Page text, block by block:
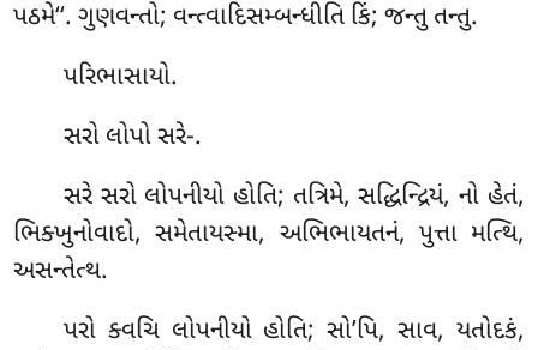
પઠમે‘‘. ગુણવન્તો; વન્ત્વાદિસમ્બન્ધીતિ કિં; જન્તુ તન્તુ.
પરિભાસાયો.
સરો લોપો સરે-.
સરે સરો લોપનીયો હોતિ; તત્રિમે, સદ્ધિન્દ્રિયં, નો હેતં,
ભિક્ખુનોવાદો, સમેતાયસ્મા, અભિભાયતનં, પુત્તા મત્થિ,
અસન્તેત્થ.
પરો ક્વચિ લોપનીયો હોતિ; સો’પિ, સાવ, યતોદકં,